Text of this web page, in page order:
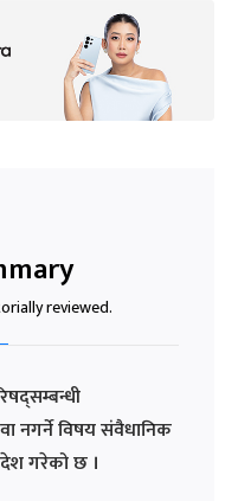
reviewed.
नगर्ने विषय संवैधानिक
गरेको छ ।